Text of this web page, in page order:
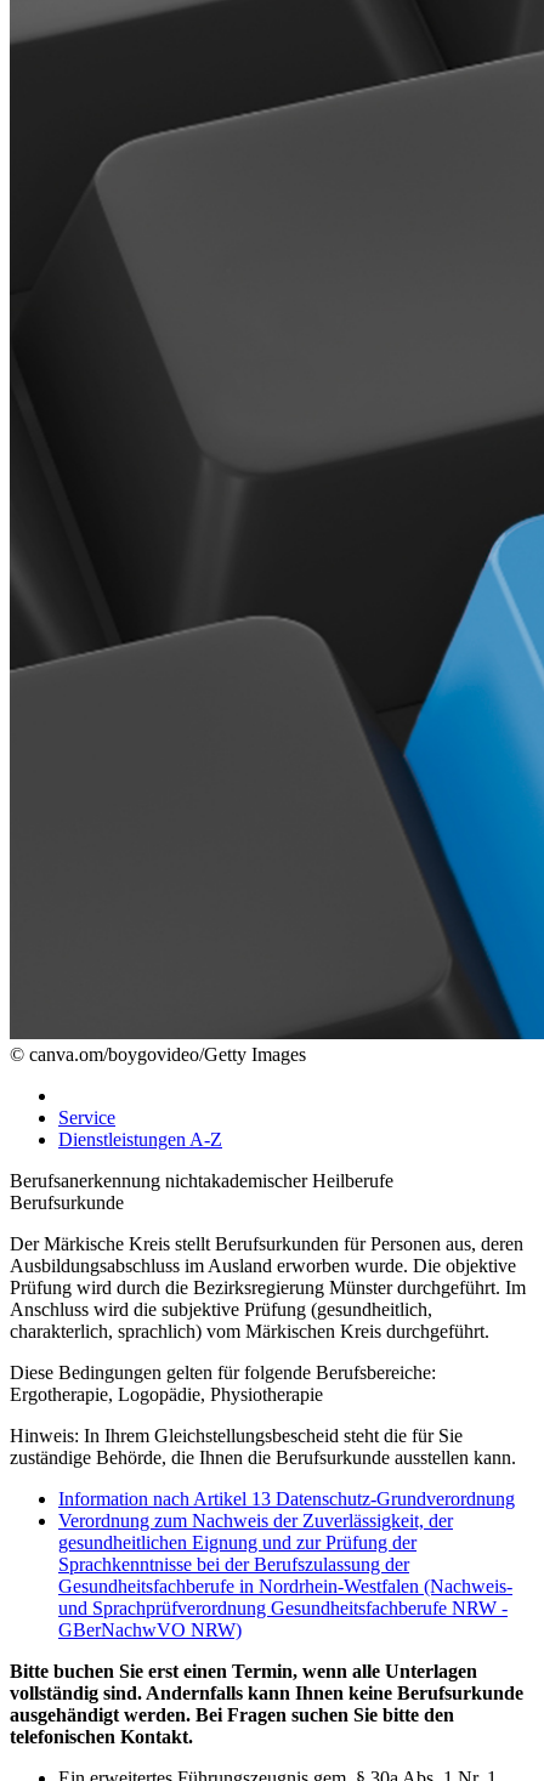
© canva.om/boygovideo/Getty Images
Service
Dienstleistungen A-Z
Berufsanerkennung nichtakademischer Heilberufe
Berufsurkunde
Der Märkische Kreis stellt Berufsurkunden für Personen aus, deren
Ausbildungsabschluss im Ausland erworben wurde. Die objektive
Prüfung wird durch die Bezirksregierung Münster durchgeführt. Im
Anschluss wird die subjektive Prüfung (gesundheitlich,
charakterlich, sprachlich) vom Märkischen Kreis durchgeführt.
Diese Bedingungen gelten für folgende Berufsbereiche:
Ergotherapie, Logopädie, Physiotherapie
Hinweis: In Ihrem Gleichstellungsbescheid steht die für Sie
zuständige Behörde, die Ihnen die Berufsurkunde ausstellen kann.
Information nach Artikel 13 Datenschutz-Grundverordnung
Verordnung zum Nachweis der Zuverlässigkeit, der
gesundheitlichen Eignung und zur Prüfung der
Sprachkenntnisse bei der Berufszulassung der
Gesundheitsfachberufe in Nordrhein-Westfalen (Nachweis-
und Sprachprüfverordnung Gesundheitsfachberufe NRW -
GBerNachwVO NRW)
Bitte buchen Sie erst einen Termin, wenn alle Unterlagen
vollständig sind. Andernfalls kann Ihnen keine Berufsurkunde
ausgehändigt werden. Bei Fragen suchen Sie bitte den
telefonischen Kontakt.